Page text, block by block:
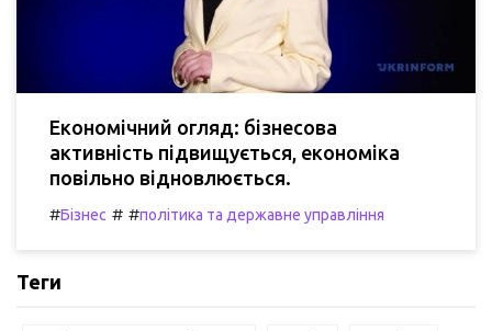
Економічний огляд: бізнесова
активність підвищується, економіка
повільно відновлюється.
#Бізнес # #політика та державне управління
Теги